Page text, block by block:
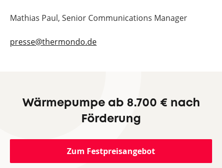
Mathias Paul, Senior Communications Manager
presse@thermondo.de
Wärmepumpe ab 8.700 € nach
Förderung
Zum Festpreisangebot